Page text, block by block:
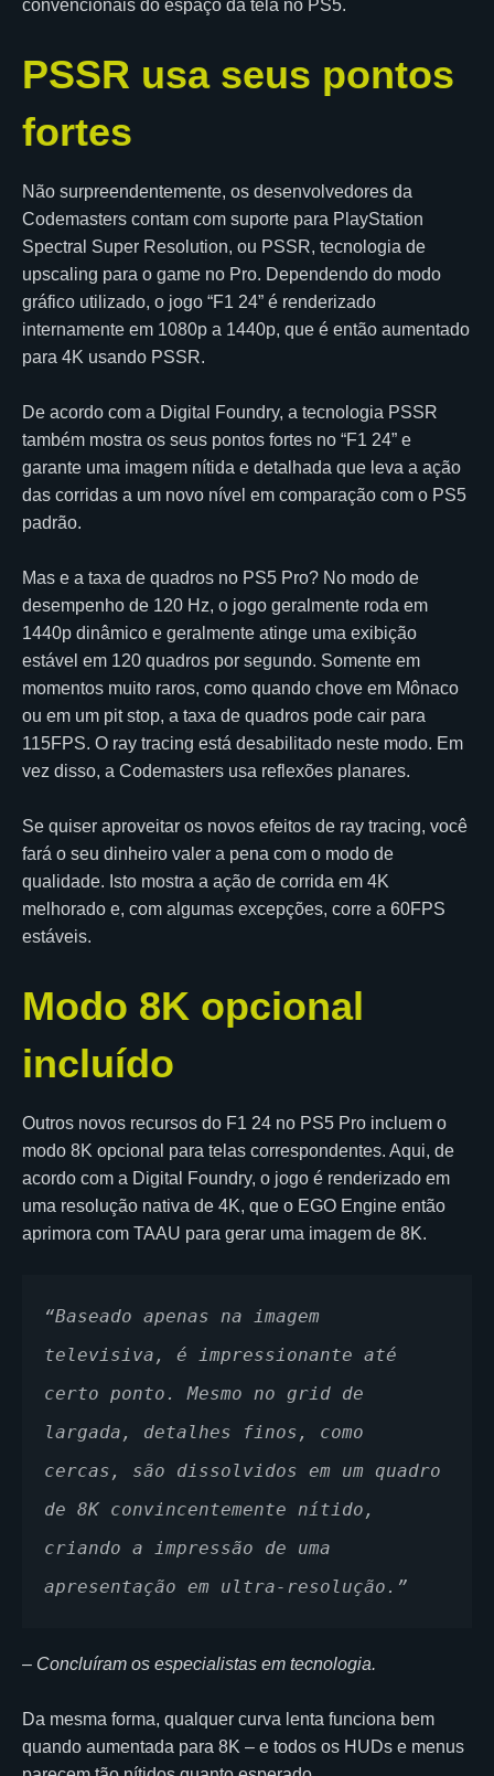
convencionais do espaço da tela no PS5.
PSSR usa seus pontos
fortes
Não surpreendentemente, os desenvolvedores da
Codemasters contam com suporte para PlayStation
Spectral Super Resolution, ou PSSR, tecnologia de
upscaling para o game no Pro. Dependendo do modo
gráfico utilizado, o jogo “F1 24” é renderizado
internamente em 1080p a 1440p, que é então aumentado
para 4K usando PSSR.
De acordo com a Digital Foundry, a tecnologia PSSR
também mostra os seus pontos fortes no “F1 24” e
garante uma imagem nítida e detalhada que leva a ação
das corridas a um novo nível em comparação com o PS5
padrão.
Mas e a taxa de quadros no PS5 Pro? No modo de
desempenho de 120 Hz, o jogo geralmente roda em
1440p dinâmico e geralmente atinge uma exibição
estável em 120 quadros por segundo. Somente em
momentos muito raros, como quando chove em Mônaco
ou em um pit stop, a taxa de quadros pode cair para
115FPS. O ray tracing está desabilitado neste modo. Em
vez disso, a Codemasters usa reflexões planares.
Se quiser aproveitar os novos efeitos de ray tracing, você
fará o seu dinheiro valer a pena com o modo de
qualidade. Isto mostra a ação de corrida em 4K
melhorado e, com algumas excepções, corre a 60FPS
estáveis.
Modo 8K opcional
incluído
Outros novos recursos do F1 24 no PS5 Pro incluem o
modo 8K opcional para telas correspondentes. Aqui, de
acordo com a Digital Foundry, o jogo é renderizado em
uma resolução nativa de 4K, que o EGO Engine então
aprimora com TAAU para gerar uma imagem de 8K.
“Baseado apenas na imagem
televisiva, é impressionante até
certo ponto. Mesmo no grid de
largada, detalhes finos, como
cercas, são dissolvidos em um quadro
de 8K convincentemente nítido,
criando a impressão de uma
apresentação em ultra-resolução.”
– Concluíram os especialistas em tecnologia.
Da mesma forma, qualquer curva lenta funciona bem
quando aumentada para 8K – e todos os HUDs e menus